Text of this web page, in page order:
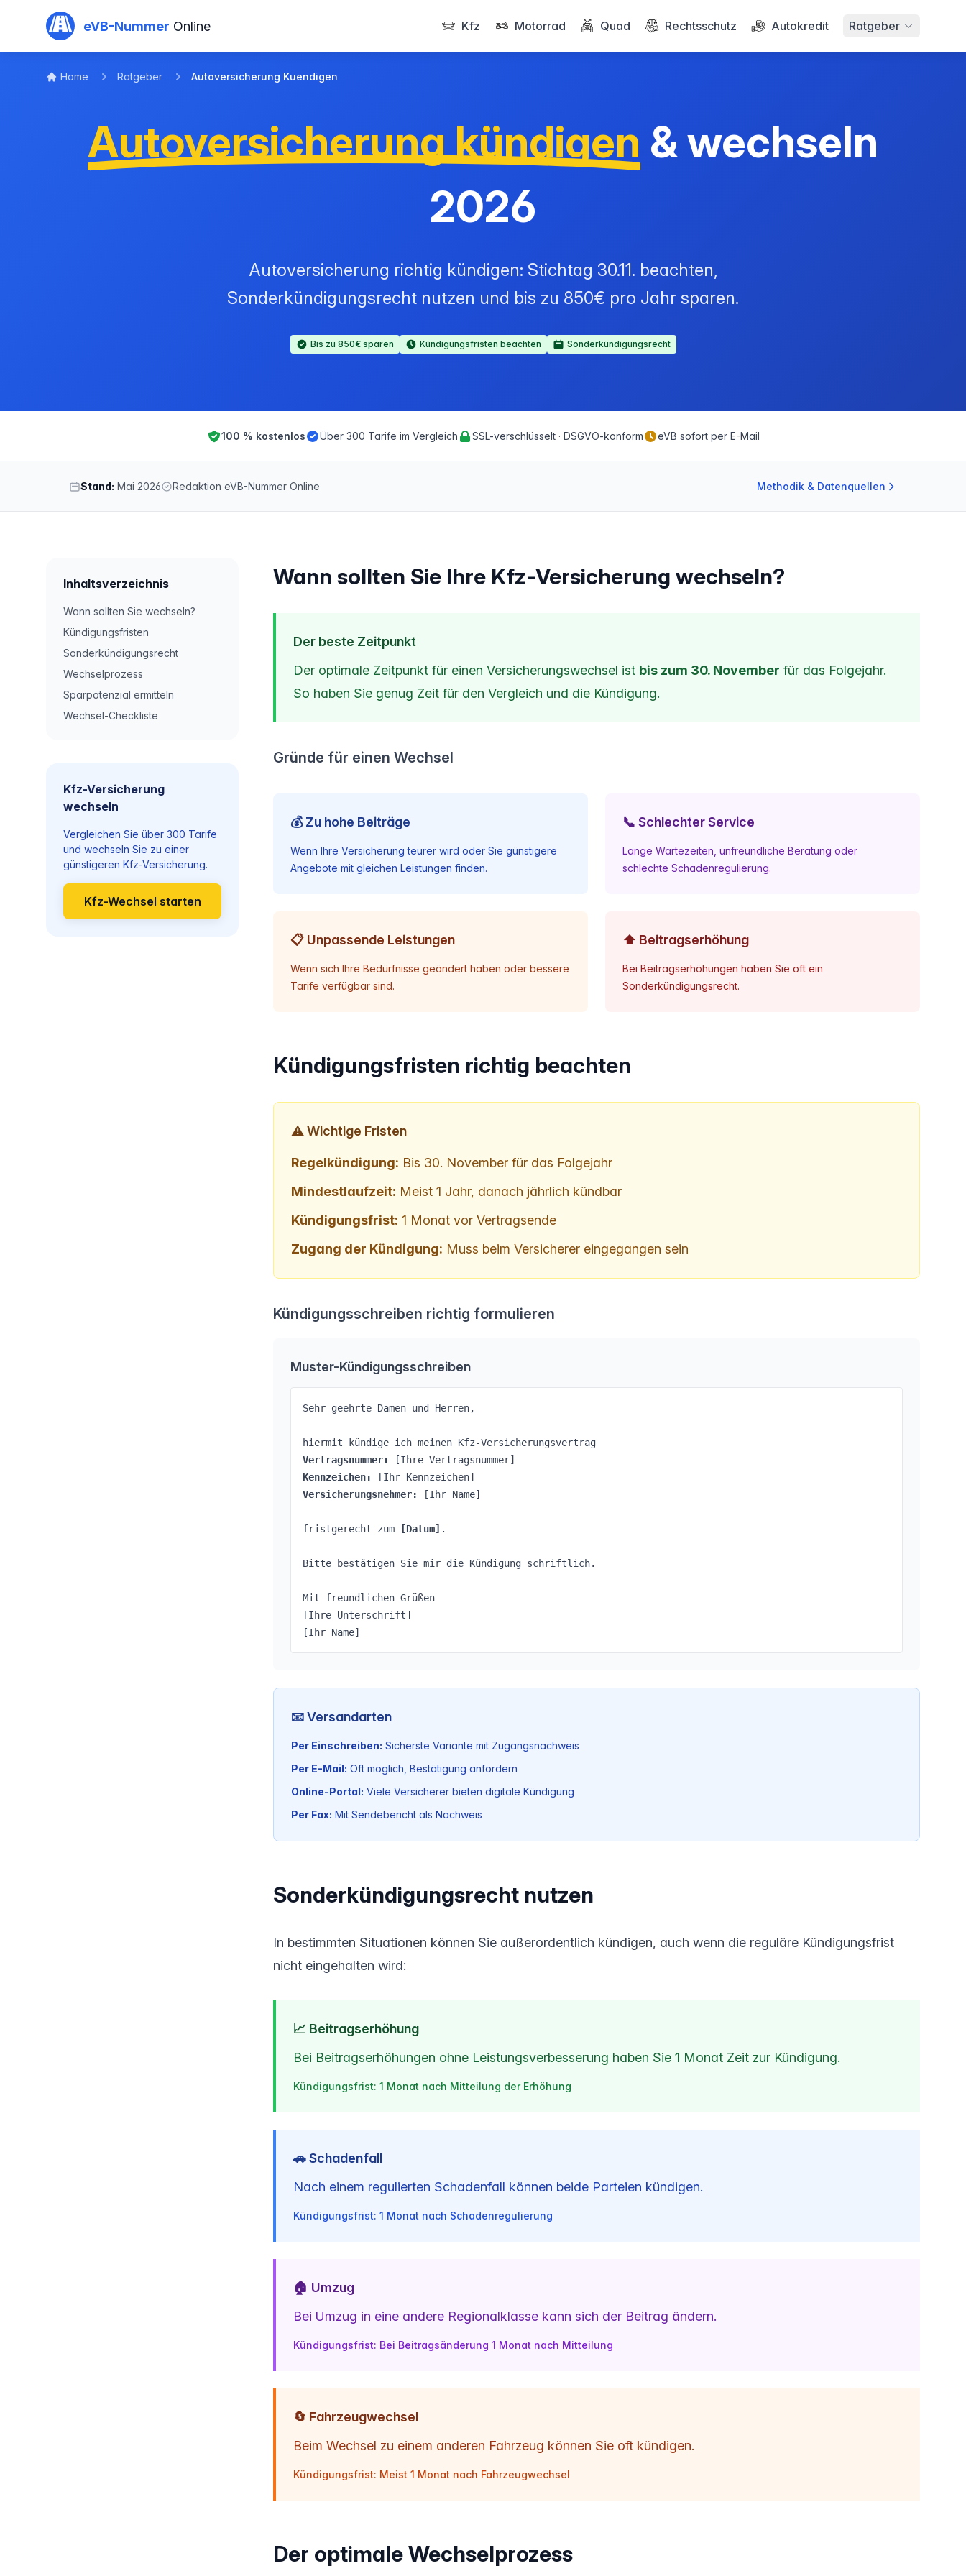
Zum Hauptinhalt springen
eVB-Nummer Online Kfz Motorrad Quad Rechtsschutz Autokredit Ratgeber
Home Ratgeber Autoversicherung Kuendigen
Autoversicherung kündigen & wechseln
2026
Autoversicherung richtig kündigen: Stichtag 30.11. beachten,
Sonderkündigungsrecht nutzen und bis zu 850€ pro Jahr sparen.
Bis zu 850€ sparen Kündigungsfristen beachten Sonderkündigungsrecht
100 % kostenlos Über 300 Tarife im Vergleich SSL-verschlüsselt · DSGVO-konform eVB sofort per E-Mail
Stand: Mai 2026 Redaktion eVB-Nummer Online Methodik & Datenquellen
Inhaltsverzeichnis
Wann sollten Sie wechseln?
Kündigungsfristen
Sonderkündigungsrecht
Wechselprozess
Sparpotenzial ermitteln
Wechsel-Checkliste
Kfz-Versicherung
wechseln
Vergleichen Sie über 300 Tarife
und wechseln Sie zu einer
günstigeren Kfz-Versicherung.
Kfz-Wechsel starten
Wann sollten Sie Ihre Kfz-Versicherung wechseln?
Der beste Zeitpunkt
Der optimale Zeitpunkt für einen Versicherungswechsel ist bis zum 30. November für das Folgejahr.
So haben Sie genug Zeit für den Vergleich und die Kündigung.
Gründe für einen Wechsel
💰 Zu hohe Beiträge
Wenn Ihre Versicherung teurer wird oder Sie günstigere
Angebote mit gleichen Leistungen finden.
📞 Schlechter Service
Lange Wartezeiten, unfreundliche Beratung oder
schlechte Schadenregulierung.
📋 Unpassende Leistungen
Wenn sich Ihre Bedürfnisse geändert haben oder bessere
Tarife verfügbar sind.
⬆️ Beitragserhöhung
Bei Beitragserhöhungen haben Sie oft ein
Sonderkündigungsrecht.
Kündigungsfristen richtig beachten
⚠️ Wichtige Fristen
Regelkündigung: Bis 30. November für das Folgejahr
Mindestlaufzeit: Meist 1 Jahr, danach jährlich kündbar
Kündigungsfrist: 1 Monat vor Vertragsende
Zugang der Kündigung: Muss beim Versicherer eingegangen sein
Kündigungsschreiben richtig formulieren
Muster-Kündigungsschreiben
Sehr geehrte Damen und Herren,
hiermit kündige ich meinen Kfz-Versicherungsvertrag
Vertragsnummer:
[Ihre Vertragsnummer]
Kennzeichen:
[Ihr Kennzeichen]
Versicherungsnehmer:
[Ihr Name]
fristgerecht zum [Datum] .
Bitte bestätigen Sie mir die Kündigung schriftlich.
Mit freundlichen Grüßen
[Ihre Unterschrift]
[Ihr Name]
📧 Versandarten
Per Einschreiben: Sicherste Variante mit Zugangsnachweis
Per E-Mail: Oft möglich, Bestätigung anfordern
Online-Portal: Viele Versicherer bieten digitale Kündigung
Per Fax: Mit Sendebericht als Nachweis
Sonderkündigungsrecht nutzen
In bestimmten Situationen können Sie außerordentlich kündigen, auch wenn die reguläre Kündigungsfrist
nicht eingehalten wird:
📈 Beitragserhöhung
Bei Beitragserhöhungen ohne Leistungsverbesserung haben Sie 1 Monat Zeit zur Kündigung.
Kündigungsfrist: 1 Monat nach Mitteilung der Erhöhung
🚗 Schadenfall
Nach einem regulierten Schadenfall können beide Parteien kündigen.
Kündigungsfrist: 1 Monat nach Schadenregulierung
🏠 Umzug
Bei Umzug in eine andere Regionalklasse kann sich der Beitrag ändern.
Kündigungsfrist: Bei Beitragsänderung 1 Monat nach Mitteilung
🔄 Fahrzeugwechsel
Beim Wechsel zu einem anderen Fahrzeug können Sie oft kündigen.
Kündigungsfrist: Meist 1 Monat nach Fahrzeugwechsel
Der optimale Wechselprozess